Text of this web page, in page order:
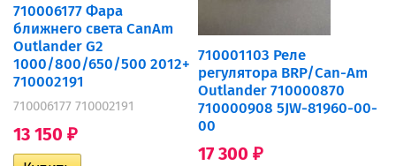
710006177 Фара
ближнего света CanAm
Outlander G2
1000/800/650/500 2012+
710002191
710006177 710002191
13 150 ₽
710001103 Реле
регулятора BRP/Can-Am
Outlander 710000870
710000908 5JW-81960-00-
00
17 300 ₽